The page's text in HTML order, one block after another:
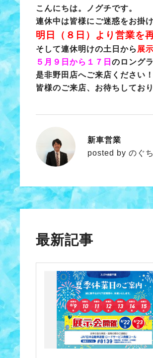
こんにちは。ノグチです。
連休中は皆様にご迷惑をお掛
明日（８日）より営業を
そして連休明けの土日から 展
５月９日から１７日 のロング
是非野田店へご来店ください！
皆様のご来店、お待ちしてお
のぐち
新車営業
posted by のぐち
最新記事